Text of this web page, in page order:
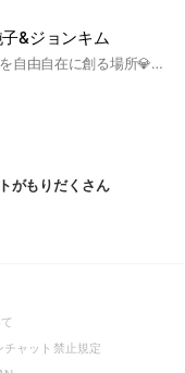
&ジョンキム
宇宙意識をインストールし💫 未来を自由自在に創る場所💎 誰でも参加できます。
がもりだくさん
in
チャット禁止規定(Open